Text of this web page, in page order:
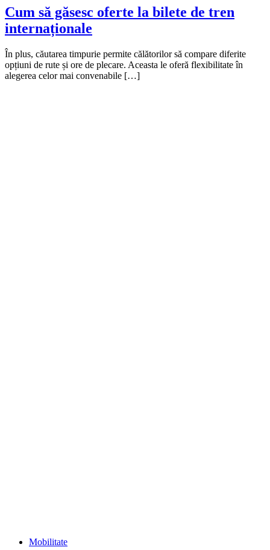
Cum să găsesc oferte la bilete de tren
internaționale
În plus, căutarea timpurie permite călătorilor să compare diferite
opțiuni de rute și ore de plecare. Aceasta le oferă flexibilitate în
alegerea celor mai convenabile […]
Mobilitate